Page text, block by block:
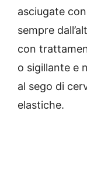
asciugate
sempre
con
o sigillante e
al sego di
elastiche.